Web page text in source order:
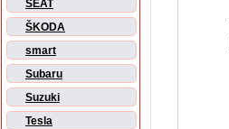
SEAT
ŠKODA
smart
Subaru
Suzuki
Tesla